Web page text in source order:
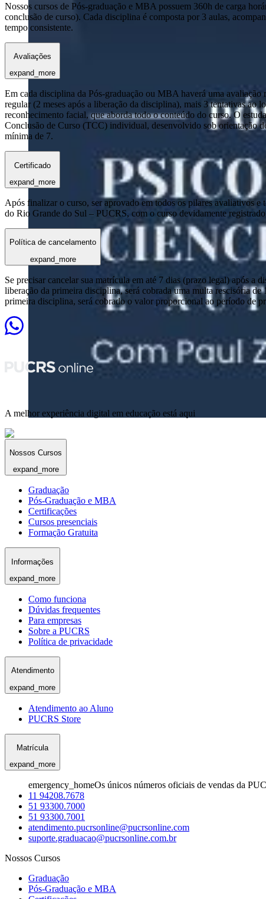
Nossos cursos de Pós-graduação e MBA possuem 360h de carga
conclusão de curso). Cada disciplina é composta por 3 aulas,
tempo consistente.
Avaliações
expand_more
Em cada disciplina da Pós-graduação ou MBA haverá uma
regular (2 meses após a liberação da disciplina), mais 3 tentativas
reconhecimento facial, que aborda todo o conteúdo do curso. O
Conclusão de Curso (TCC) individual, desenvolvido sob orientação
mínima de 7.
Certificado
expand_more
Após finalizar o curso, ser aprovado em todos os pilares avaliativos
do Rio Grande do Sul – PUCRS, com o curso devidamente
Política de cancelamento
expand_more
Se precisar cancelar sua matrícula em até 7 dias (prazo legal) após a
liberação da primeira disciplina, será cobrada uma multa rescisória
primeira disciplina, será cobrado o valor proporcional ao período de
A melhor experiência digital em educação está aqui
Nossos Cursos
expand_more
Graduação
Pós-Graduação e MBA
Certificações
Cursos presenciais
Formação Gratuita
Informações
expand_more
Como funciona
Dúvidas frequentes
Para empresas
Sobre a PUCRS
Política de privacidade
Atendimento
expand_more
Atendimento ao Aluno
PUCRS Store
Matrícula
expand_more
emergency_homeOs únicos números oficiais de vendas da
11 94208.7678
51 93300.7000
51 93300.7001
atendimento.pucrsonline@pucrsonline.com
suporte.graduacao@pucrsonline.com.br
Nossos Cursos
Graduação
Pós-Graduação e MBA